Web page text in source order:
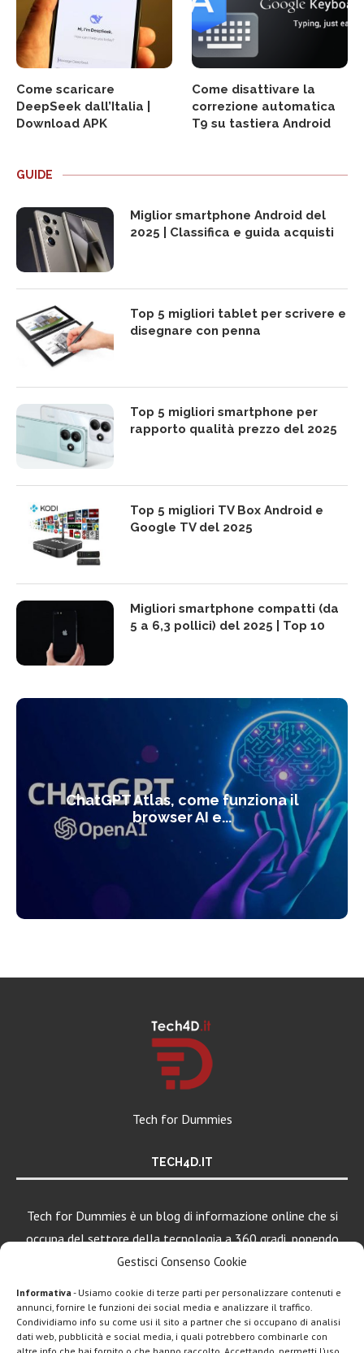
Gestisci Consenso Cookie
Informativa - Usiamo cookie di terze parti per personalizzare contenuti e
annunci, fornire le funzioni dei social media e analizzare il traffico.
Condividiamo info su come usi il sito a partner che si occupano di analisi
dati web, pubblicità e social media, i quali potrebbero combinarle con
Come scaricare
DeepSeek dall’Italia |
Download APK
Come disattivare la
correzione automatica
T9 su tastiera Android
GUIDE
Miglior smartphone Android del
2025 | Classifica e guida acquisti
Top 5 migliori tablet per scrivere e
disegnare con penna
Top 5 migliori smartphone per
rapporto qualità prezzo del 2025
Top 5 migliori TV Box Android e
Google TV del 2025
Migliori smartphone compatti (da
5 a 6,3 pollici) del 2025 | Top 10
ChatGPT Atlas, come funziona il
browser AI e...
Tech for Dummies
TECH4D.IT
Tech for Dummies è un blog di informazione online che si
occupa del settore della tecnologia a 360 gradi, ponendo
una particolare attenzione al mondo Android, Apple e
LEGGI ANCHE